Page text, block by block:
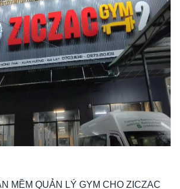
MỀM QUẢN LÝ GYM CHO ZICZAC